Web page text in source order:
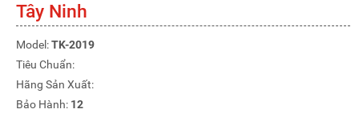
Tây Ninh
Model:TK-2019
Tiêu Chuẩn:
Hãng Sản Xuất:
Bảo Hành: 12